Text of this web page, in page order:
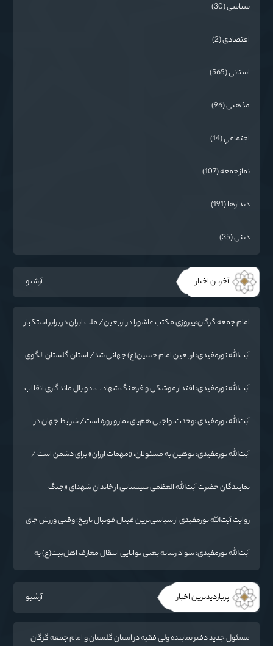
سیاسی (30)
اقتصادی (2)
استانی (565)
مذهبي (96)
اجتماعي (14)
نماز جمعه (107)
دیدارها (191)
دینی (35)
آخرین اخبار آرشیو
امام جمعه گرگان:پیروزی مکتب عاشورا در اربعین/ ملت ایران در برابر استکبار
آیت‌الله نورمفیدی: اربعین امام حسین(ع) جهانی شد/ استان گلستان الگوی
آیت‌الله نورمفیدی: اقتدار موشکی و فرهنگ شهادت، دو بال ماندگاری انقلاب
آیت‌الله نورمفیدی :وحدت، واجبی هم‌پای نماز و روزه است/ شرایط جهان در
آیت‌الله نورمفیدی: توهین به مسئولان، «مهمات ارزان» برای دشمن است /
نمایندگان حضرت آیت‌الله العظمی سیستانی از خاندان شهدای «جنگ
روایت آیت‌الله نورمفیدی از سیاسی‌ترین فینال فوتبال تاریخ؛ وقتی ورزش جای
آیت‌الله نورمفیدی: سواد رسانه یعنی توانایی انتقال معارف اهل‌بیت(ع) به
پربازدیدترین اخبار آرشیو
مسئول جدید دفتر نماینده ولی فقیه در استان گلستان و امام جمعه گرگان